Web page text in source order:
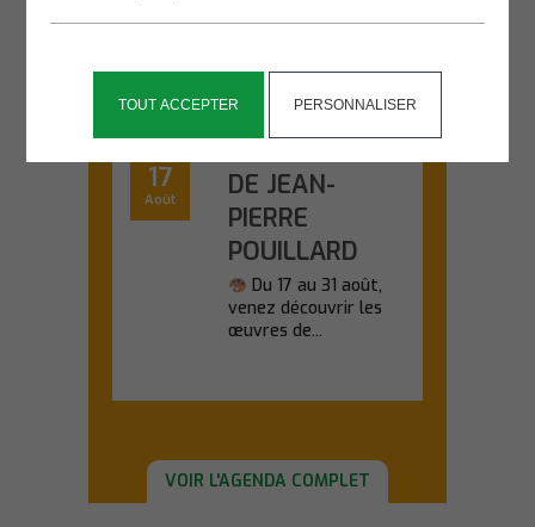
TOUT ACCEPTER PERSONNALISER
SALLE KANEVEDENN
10 H 00 - 17 H 30
17
Août
DE JEAN-
PIERRE
POUILLARD
Du 17 au 31 août,
venez découvrir les
œuvres de...
VOIR L'AGENDA COMPLET